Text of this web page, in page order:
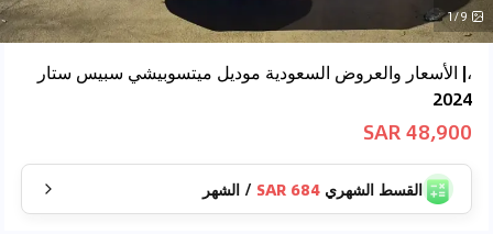
1/9
،| الأسعار والعروض السعودية موديل ميتسوبيشي سبيس ستار
2024
48,900 SAR
القسط الشهري 684 SAR
/ الشهر